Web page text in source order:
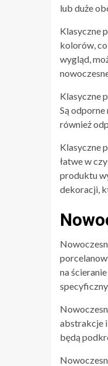
lub duże
Klasyczne
kolorów,
wygląd,
Klasyczne
Są
również
Klasyczne
łatwe w
produktu
dekoracji,
na
abstrakcje
będą